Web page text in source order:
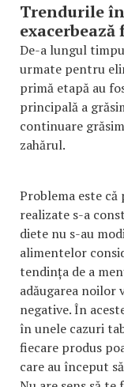
Trendurile
exacerbează
De-a lungul
urmate pentru
primă etapă au
principală a
continuare
zahărul.
Problema este
realizate s-a
diete nu s-au
alimentelor
tendința de a
adăugarea noilor
negative. În
în unele cazuri
fiecare produs
care au început